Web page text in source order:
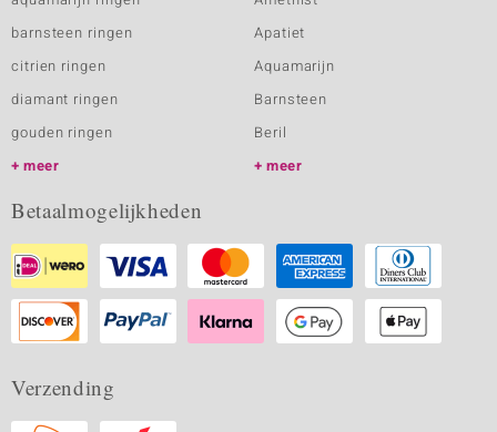
barnsteen ringen
citrien ringen
diamant ringen
gouden ringen
meer
Apatiet
Aquamarijn
Barnsteen
Beril
meer
Betaalmogelijkheden
Verzending